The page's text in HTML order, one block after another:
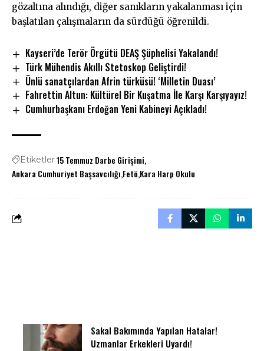
gözaltına alındığı, diğer sanıkların yakalanması için
başlatılan çalışmaların da sürdüğü öğrenildi.
Kayseri’de Terör Örgütü DEAŞ Şüphelisi Yakalandı!
Türk Mühendis Akıllı Stetoskop Geliştirdi!
Ünlü sanatçılardan Afrin türküsü! ‘Milletin Duası’
Fahrettin Altun: Kültürel Bir Kuşatma İle Karşı Karşıyayız!
Cumhurbaşkanı Erdoğan Yeni Kabineyi Açıkladı!
Etiketler15 Temmuz Darbe Girişimi
Ankara Cumhuriyet Başsavcılığı Fetö Kara Harp Okulu
Sakal Bakımında Yapılan Hatalar!
Uzmanlar Erkekleri Uyardı!